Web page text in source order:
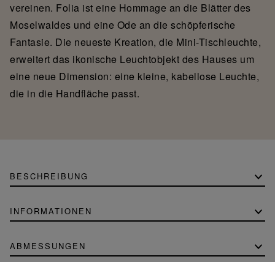
vereinen. Folia ist eine Hommage an die Blätter des
Moselwaldes und eine Ode an die schöpferische
Fantasie. Die neueste Kreation, die Mini-Tischleuchte,
erweitert das ikonische Leuchtobjekt des Hauses um
eine neue Dimension: eine kleine, kabellose Leuchte,
die in die Handfläche passt.
BESCHREIBUNG
INFORMATIONEN
ABMESSUNGEN